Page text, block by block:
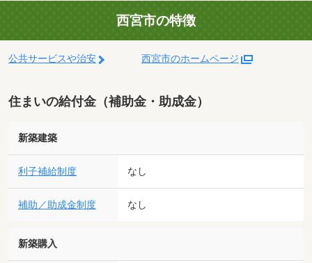
西宮市の特徴
公共サービスや治安 西宮市のホームページ
住まいの給付金（補助金・助成金）
新築建築
利子補給制度 なし
補助／助成金制度 なし
新築購入